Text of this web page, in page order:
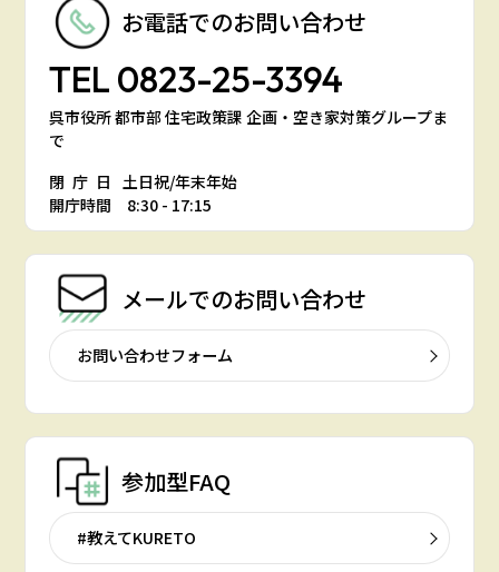
お電話でのお問い合わせ
TEL 0823-25-3394
呉市役所 都市部 住宅政策課 企画・空き家対策グループま
で
閉庁日 土日祝/年末年始
開庁時間 8:30 - 17:15
メールでのお問い合わせ
お問い合わせフォーム
参加型FAQ
#教えてKURETO